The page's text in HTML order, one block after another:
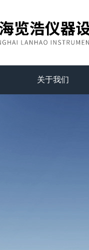
关于我们